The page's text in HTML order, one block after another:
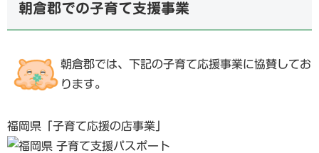
朝倉郡での子育て支援事業
朝倉郡では、下記の子育て応援事業に協賛してお
ります。
福岡県「子育て応援の店事業」